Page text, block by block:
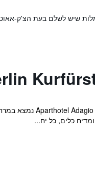
שיש לשלם בעת הצ'ק-
כלים, כל יח...